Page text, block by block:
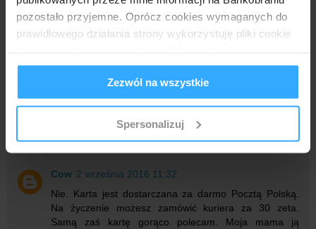
pozostało przyjemne. Oprócz cookies wymaganych do
prawidłowego działania strony wykorzystuję pliki cookie
analizować ruch w mojej witrynie. Informacje o tym, jak
korzystasz z bloga, udostępniam moim partnerom
społecznościowym, reklamowym i analitycznym.
Partnerzy mogą połączyć te informacje z innymi danymi
korzystania z ich usług.
Zezwól na wszystkie
Spersonalizuj
Anonimowy 1 września 2016 22:52
dostarczenie Karty przesyłką kurierską" w wysokości 30 zł.
Czy to aby nie jest jakiś ukryty koszt?
Cow 2 września 2016 11:32
Nie. Karta jest dostarczana za darmo Pocztą Polską.
Na życzenie możesz zamówić kuriera za 30 zeta.
Samą zaś kartę gorąco polecam. Moja mama ją